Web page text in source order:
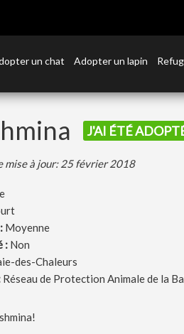
un chat Adopter un lapin
J'AI ÉTÉ
mise à jour: 25 février 2018
Moyenne
: Non
des-Chaleurs
Réseau de Protection Animale de la